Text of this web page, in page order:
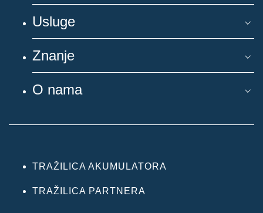
Usluge
Znanje
O nama
TRAŽILICA AKUMULATORA
TRAŽILICA PARTNERA